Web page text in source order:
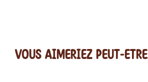
vous AIMERiEZ PEUT-